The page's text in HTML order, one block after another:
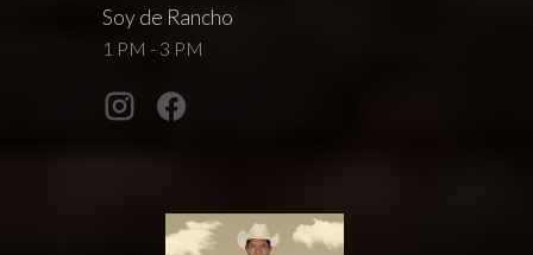
Soy de Rancho
1 PM - 3 PM